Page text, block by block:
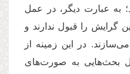
به عبارت دیگر، در عمل
گرایش را قبول ندارند و
در این زمینه از
بحث‌هایی به صورت‌های